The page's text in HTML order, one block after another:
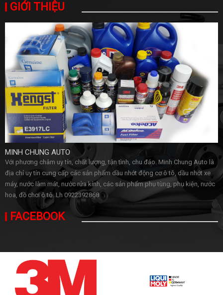
GIỚI THIỆU
MINH CHUNG AUTO
Với phương châm uy tín, chất lượng, tận tình, chu đáo. Minh Chung Auto là
địa chỉ uy tín cung cấp các sản phẩm dầu nhớt động cơ ô tô, dầu nhớt xe
máy, nước làm mát, nước rửa kính, các sản phẩm phụ tùng, phụ kiện, nước
hoa, đồ chơi ô tô..Lh 0922392868
FACEBOOK